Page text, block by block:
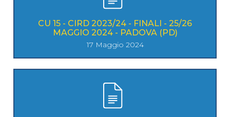
CU 15 - CIRD 2023/24 - FINALI - 25/26
MAGGIO 2024 - PADOVA (PD)
17 Maggio 2024